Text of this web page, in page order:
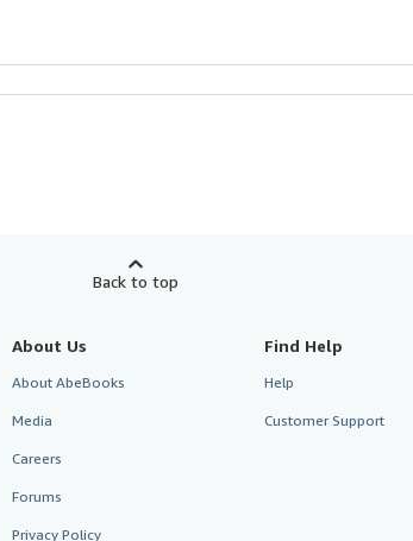
Back to top
About Us
About AbeBooks
Media
Careers
Forums
Privacy Policy
Find Help
Help
Customer Support